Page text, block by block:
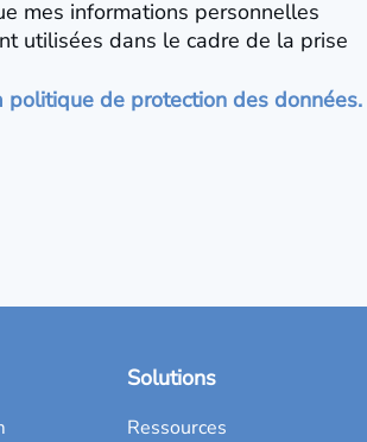
mes informations personnelles
utilisées dans le cadre de la prise
politique de protection des données.
Solutions
Ressources